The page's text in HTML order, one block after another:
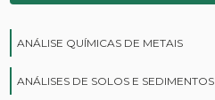
ANÁLISE QUÍMICAS DE METAIS
ANÁLISES DE SOLOS E SEDIMENTOS